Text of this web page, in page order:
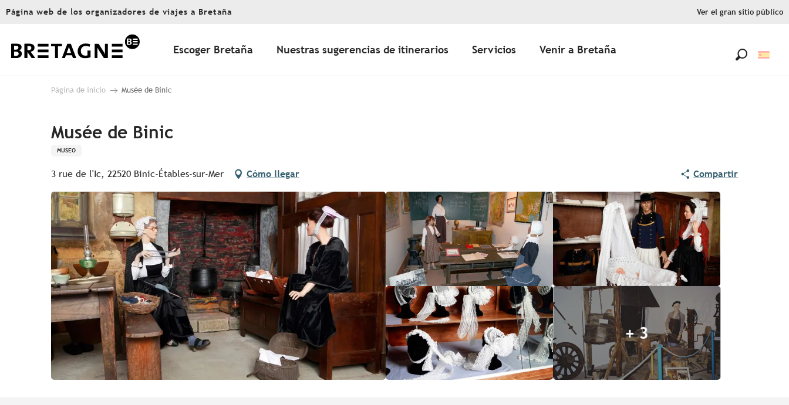
Aller
principal
Página web de los organizadores de viajes a Bretaña Ver el gran sitio público
Escoger Bretaña Nuestras sugerencias de itinerarios Servicios Venir a Bretaña
Página de inicio Musée de Binic
Musée de Binic
MUSEO
3 rue de l'Ic, 22520 Binic-Étables-sur-Mer Cómo llegar Compartir
+ 3